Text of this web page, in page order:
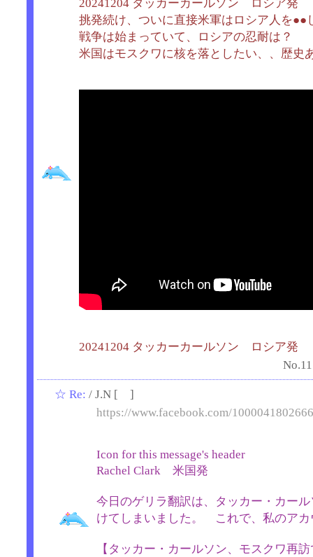
20241204 タッカーカールソン ロシア発
挑発続け、ついに直接米軍はロシア人を●●
戦争は始まっていて、ロシアの忍耐は？
米国はモスクワに核を落としたい、、歴史
20241204 タッカーカールソン ロシア発
☆ Re: / J.N [ ]
https://www.facebook.com/
Icon for this message's header
Rachel Clark 米国発
今日のゲリラ翻訳は、タッカー・カー
けてしまいました。 これで、私のア
【タッカー・カールソン、モスクワ再